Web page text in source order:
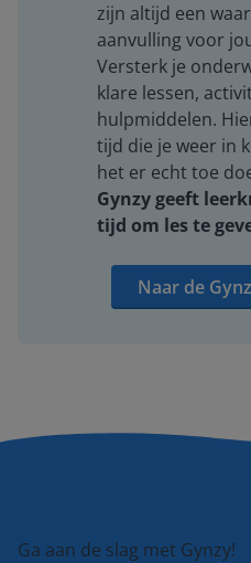
zijn altijd een
aanvulling voor
Versterk je
klare lessen,
hulpmiddelen.
tijd die je weer in
het er echt toe
Gynzy geeft
tijd om les te
Naar de
Ga aan de slag met Gynzy!